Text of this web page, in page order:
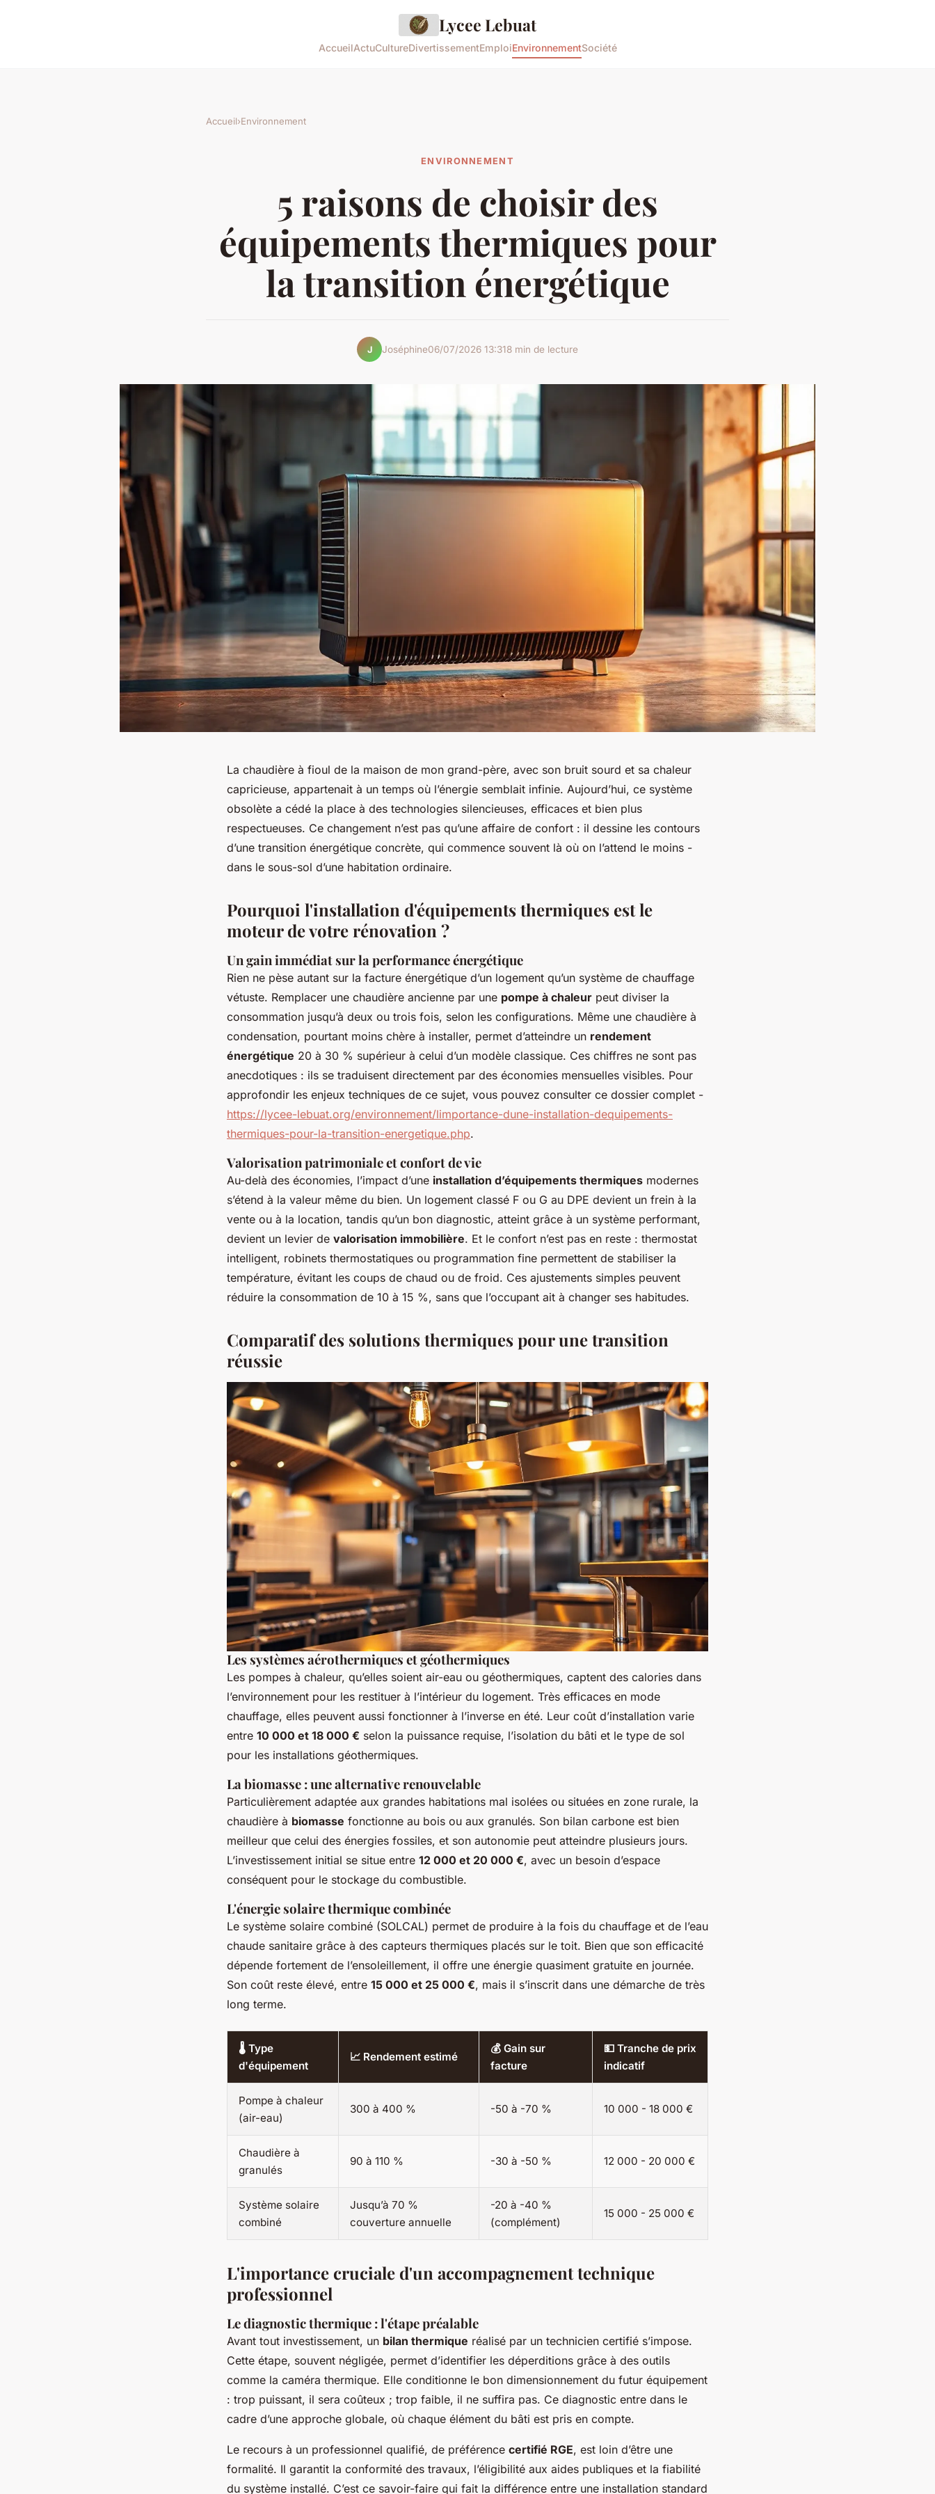
Lycee Lebuat
AccueilActuCultureDivertissementEmploiEnvironnementSociété
Accueil›Environnement
ENVIRONNEMENT
5 raisons de choisir des
équipements thermiques pour
la transition énergétique
J Joséphine06/07/2026 13:318 min de lecture
La chaudière à fioul de la maison de mon grand-père, avec son bruit sourd et sa chaleur
capricieuse, appartenait à un temps où l’énergie semblait infinie. Aujourd’hui, ce système
obsolète a cédé la place à des technologies silencieuses, efficaces et bien plus
respectueuses. Ce changement n’est pas qu’une affaire de confort : il dessine les contours
d’une transition énergétique concrète, qui commence souvent là où on l’attend le moins -
dans le sous-sol d’une habitation ordinaire.
Pourquoi l'installation d'équipements thermiques est le
moteur de votre rénovation ?
Un gain immédiat sur la performance énergétique
Rien ne pèse autant sur la facture énergétique d’un logement qu’un système de chauffage
vétuste. Remplacer une chaudière ancienne par une pompe à chaleur peut diviser la
consommation jusqu’à deux ou trois fois, selon les configurations. Même une chaudière à
condensation, pourtant moins chère à installer, permet d’atteindre un rendement
énergétique 20 à 30 % supérieur à celui d’un modèle classique. Ces chiffres ne sont pas
anecdotiques : ils se traduisent directement par des économies mensuelles visibles. Pour
approfondir les enjeux techniques de ce sujet, vous pouvez consulter ce dossier complet -
https://lycee-lebuat.org/environnement/limportance-dune-installation-dequipements-
thermiques-pour-la-transition-energetique.php.
Valorisation patrimoniale et confort de vie
Au-delà des économies, l’impact d’une installation d’équipements thermiques modernes
s’étend à la valeur même du bien. Un logement classé F ou G au DPE devient un frein à la
vente ou à la location, tandis qu’un bon diagnostic, atteint grâce à un système performant,
devient un levier de valorisation immobilière. Et le confort n’est pas en reste : thermostat
intelligent, robinets thermostatiques ou programmation fine permettent de stabiliser la
température, évitant les coups de chaud ou de froid. Ces ajustements simples peuvent
réduire la consommation de 10 à 15 %, sans que l’occupant ait à changer ses habitudes.
Comparatif des solutions thermiques pour une transition
réussie
Les systèmes aérothermiques et géothermiques
Les pompes à chaleur, qu’elles soient air-eau ou géothermiques, captent des calories dans
l’environnement pour les restituer à l’intérieur du logement. Très efficaces en mode
chauffage, elles peuvent aussi fonctionner à l’inverse en été. Leur coût d’installation varie
entre 10 000 et 18 000 € selon la puissance requise, l’isolation du bâti et le type de sol
pour les installations géothermiques.
La biomasse : une alternative renouvelable
Particulièrement adaptée aux grandes habitations mal isolées ou situées en zone rurale, la
chaudière à biomasse fonctionne au bois ou aux granulés. Son bilan carbone est bien
meilleur que celui des énergies fossiles, et son autonomie peut atteindre plusieurs jours.
L’investissement initial se situe entre 12 000 et 20 000 €, avec un besoin d’espace
conséquent pour le stockage du combustible.
L'énergie solaire thermique combinée
Le système solaire combiné (SOLCAL) permet de produire à la fois du chauffage et de l’eau
chaude sanitaire grâce à des capteurs thermiques placés sur le toit. Bien que son efficacité
dépende fortement de l’ensoleillement, il offre une énergie quasiment gratuite en journée.
Son coût reste élevé, entre 15 000 et 25 000 €, mais il s’inscrit dans une démarche de très
long terme.
🌡️ Type
d'équipement
📈 Rendement estimé
💰 Gain sur
facture
💵 Tranche de prix
indicatif
Pompe à chaleur
(air-eau)
300 à 400 % -50 à -70 % 10 000 - 18 000 €
Chaudière à
granulés
90 à 110 % -30 à -50 % 12 000 - 20 000 €
Système solaire
combiné
Jusqu’à 70 %
couverture annuelle
-20 à -40 %
(complément)
15 000 - 25 000 €
L'importance cruciale d'un accompagnement technique
professionnel
Le diagnostic thermique : l'étape préalable
Avant tout investissement, un bilan thermique réalisé par un technicien certifié s’impose.
Cette étape, souvent négligée, permet d’identifier les déperditions grâce à des outils
comme la caméra thermique. Elle conditionne le bon dimensionnement du futur équipement
: trop puissant, il sera coûteux ; trop faible, il ne suffira pas. Ce diagnostic entre dans le
cadre d’une approche globale, où chaque élément du bâti est pris en compte.
Le recours à un professionnel qualifié, de préférence certifié RGE, est loin d’être une
formalité. Il garantit la conformité des travaux, l’éligibilité aux aides publiques et la fiabilité
du système installé. C’est ce savoir-faire qui fait la différence entre une installation standard